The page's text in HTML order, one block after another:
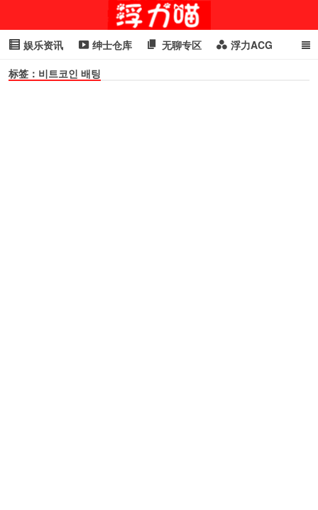
娱乐资讯 绅士仓库 无聊专区 浮力ACG
浮力GIF 明星头条
标签：비트코인 배팅